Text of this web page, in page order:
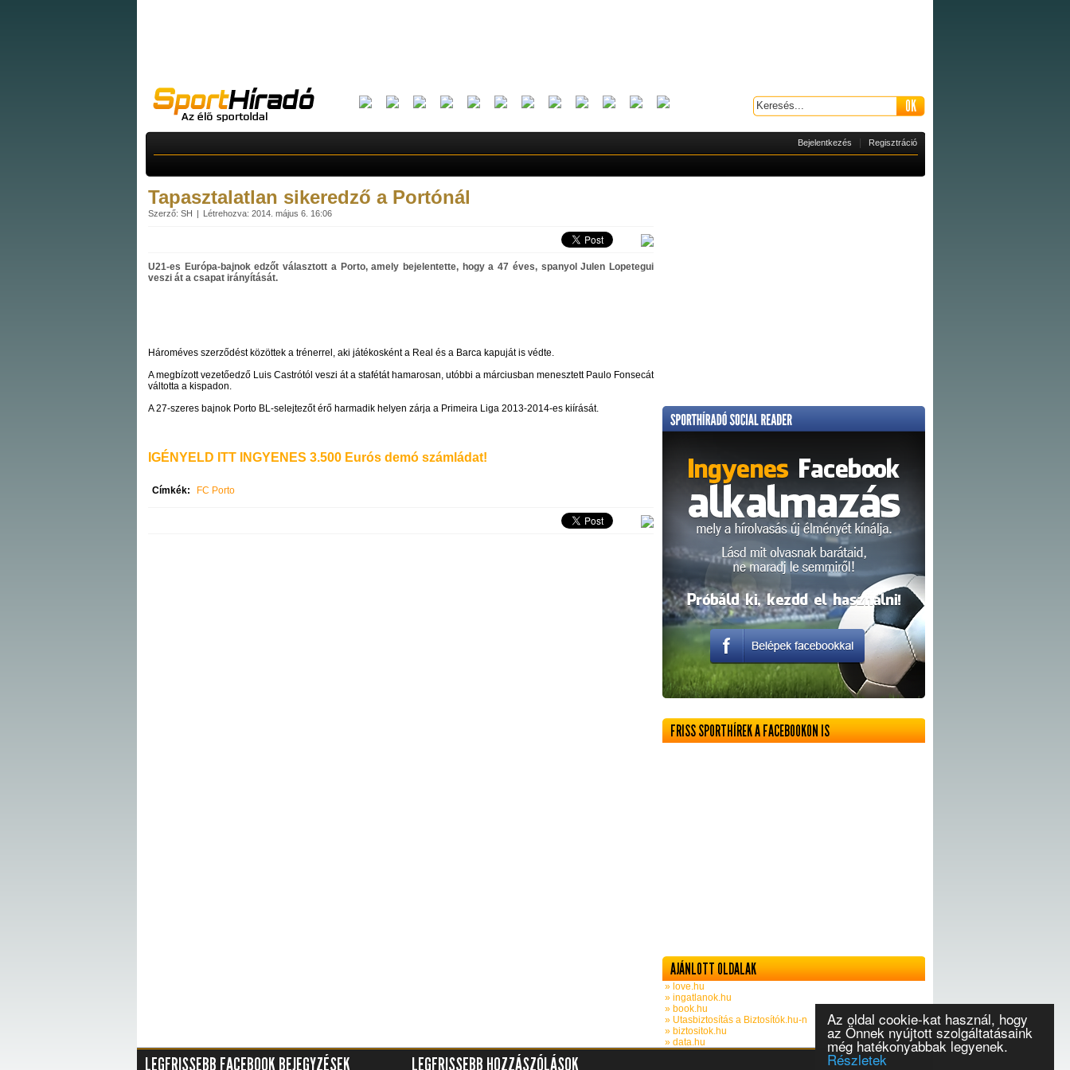
Az oldal cookie-kat használ, hogy
az Önnek nyújtott szolgáltatásaink
még hatékonyabbak legyenek.
Részletek
Bejelentkezés Regisztráció
Tapasztalatlan sikeredző a Portónál
Szerző: SH Létrehozva: 2014. május 6. 16:06
U21-es Európa-bajnok edzőt választott a Porto, amely bejelentette, hogy a 47 éves, spanyol Julen Lopetegui
veszi át a csapat irányítását.
Hároméves szerződést közöttek a trénerrel, aki játékosként a Real és a Barca kapuját is védte.
A megbízott vezetőedző Luis Castrótól veszi át a stafétát hamarosan, utóbbi a márciusban menesztett Paulo Fonsecát
váltotta a kispadon.
A 27-szeres bajnok Porto BL-selejtezőt érő harmadik helyen zárja a Primeira Liga 2013-2014-es kiírását.
IGÉNYELD ITT INGYENES 3.500 Eurós demó számládat!
Címkék: FC Porto
FRISS SPORTHÍREK A FACEBOOKON IS
AJÁNLOTT OLDALAK
» love.hu
» ingatlanok.hu
» book.hu
» Utasbiztosítás a Biztosítók.hu-n
» biztositok.hu
» data.hu
LEGFRISSEBB FACEBOOK BEJEGYZÉSEK LEGFRISSEBB HOZZÁSZÓLÁSOK